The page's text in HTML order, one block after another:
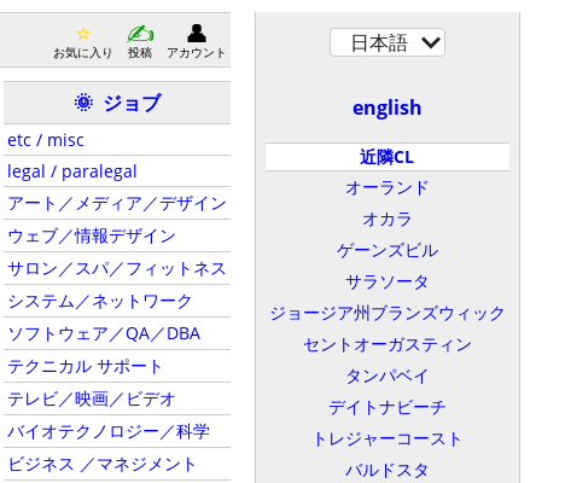
お気に入り 投稿 アカウント
🌞 ジョブ
etc / misc
legal / paralegal
アート／メディア／デザイン
ウェブ／情報デザイン
サロン／スパ／フィットネス
システム／ネットワーク
ソフトウェア／QA／DBA
テクニカル サポート
テレビ／映画／ビデオ
バイオテクノロジー／科学
ビジネス ／マネジメント
日本語
english
近隣CL
オーランド
オカラ
ゲーンズビル
サラソータ
ジョージア州ブランズウィック
セントオーガスティン
タンパベイ
デイトナビーチ
トレジャーコースト
バルドスタ